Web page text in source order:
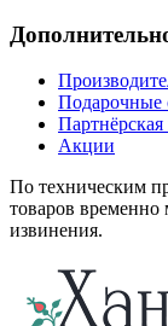
Подарочные
Акции
По техническим
товаров
извинения.